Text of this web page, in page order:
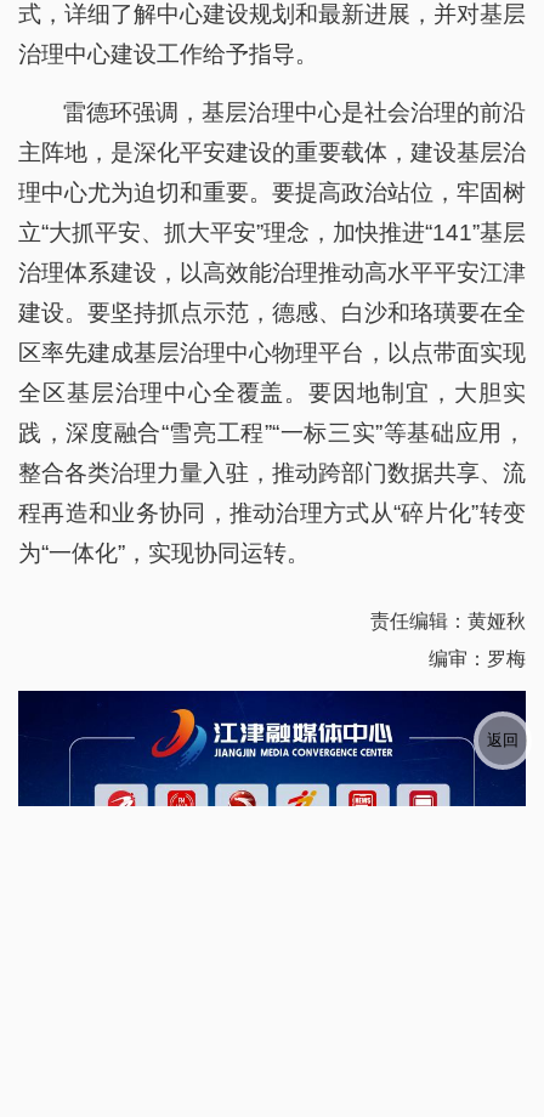
式，详细了解中心建设规划和最新进展，并对基层
治理中心建设工作给予指导。
雷德环强调，基层治理中心是社会治理的前沿
主阵地，是深化平安建设的重要载体，建设基层治
理中心尤为迫切和重要。要提高政治站位，牢固树
立“大抓平安、抓大平安”理念，加快推进“141”基层
治理体系建设，以高效能治理推动高水平平安江津
建设。要坚持抓点示范，德感、白沙和珞璜要在全
区率先建成基层治理中心物理平台，以点带面实现
全区基层治理中心全覆盖。要因地制宜，大胆实
践，深度融合“雪亮工程”“一标三实”等基础应用，
整合各类治理力量入驻，推动跨部门数据共享、流
程再造和业务协同，推动治理方式从“碎片化”转变
为“一体化”，实现协同运转。
责任编辑：黄娅秋
编审：罗梅